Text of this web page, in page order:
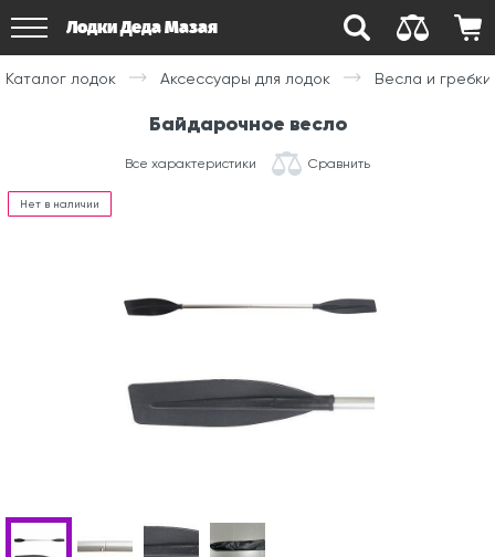
Лодки Деда Мазая
Каталог лодок Аксессуары для лодок Весла и гребки
Байдарочное весло
Все характеристики Сравнить
Нет в наличии